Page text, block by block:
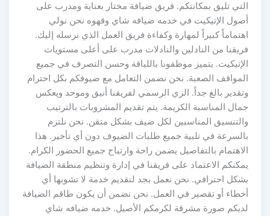
التي تليق بمكانتكم. فريق ضيافة مختار بعناية ومدرب على
أصول الإتيكيت في خدمه ضيافه شاي وقهوه نحن نولي
اهتماماً كبيراً لمهارة وكفاءة فريق العمل الذي نرسله إليك.
فريقنا من النادلين والنادلات مدرب على أعلى مستويات
الإتيكيت. يتميز موظفونا باللباقة وحسن التصرف في جميع
المواقف الصعبة. نحن نضمن التعامل مع ضيوفكم بكل احترام
وتقدير بالغ جداً. الزي الرسمي لفريقنا أنيق وموحد ويعكس
جمال المناسبة الكريمة. يتم تقديم المشروبات بالترتيب
والتنسيق المناسبين لكل ضيف بشكل متقن. نحن نلتزم
بالسرعة في تلبية جميع طلبات الضيوف دون أي تأخير. هذا
الاهتمام بالتفاصيل يضمن راحة وارتياح جميع الحضور الكرام.
يمكنكم الاعتماد على فريقنا في إدارة وتنظيم منطقة الضيافة
بشكل احترافي. نحن نعمل بجد لتقديم خدمة لا تشوبها أي
أخطاء أو تقصير في العمل. نحن نضمن أن يكون طاقم الضيافة
لديكم صورة مشرقة لكرمكم الأصيل. خدمه ضيافه شاي